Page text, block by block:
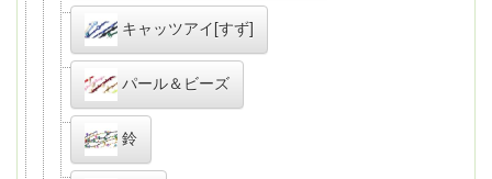
キャッツアイ[すず]
パール＆ビーズ
鈴